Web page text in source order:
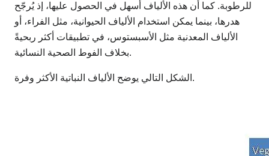
للرطوبة. كما أن هذه الألياف أسهل في الحصول عليها، إذ يُرجّح
هدرها، بينما يمكن استخدام الألياف الحيوانية، مثل الفراء، أو
الألياف المعدنية مثل الأسبستوس، في تطبيقات أكثر ربحيةً
بخلاف الفوط الصحية النسائية.
الشكل التالي يوضح الألياف النباتية الأكثر وفرة.